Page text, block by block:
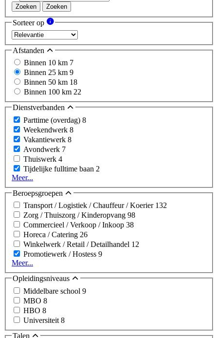
Zoeken Zoeken
Sorteer op
Afstanden
Binnen 10 km 7
Binnen 25 km 9
Binnen 50 km 18
Binnen 100 km 22
Dienstverbanden
Parttime (overdag) 8
Weekendwerk 8
Vakantiewerk 8
Avondwerk 7
Thuiswerk 4
Tijdelijke fulltime baan 2
Meer...
Beroepsgroepen
Transport / Logistiek / Chauffeur / Koerier 132
Zorg / Thuiszorg / Kinderopvang 98
Commercieel / Verkoop / Inkoop 38
Horeca / Catering 26
Winkelwerk / Retail / Detailhandel 12
Promotiewerk / Hostess 9
Meer...
Opleidingsniveaus
Middelbare school 9
MBO 8
HBO 8
Universiteit 8
Talen